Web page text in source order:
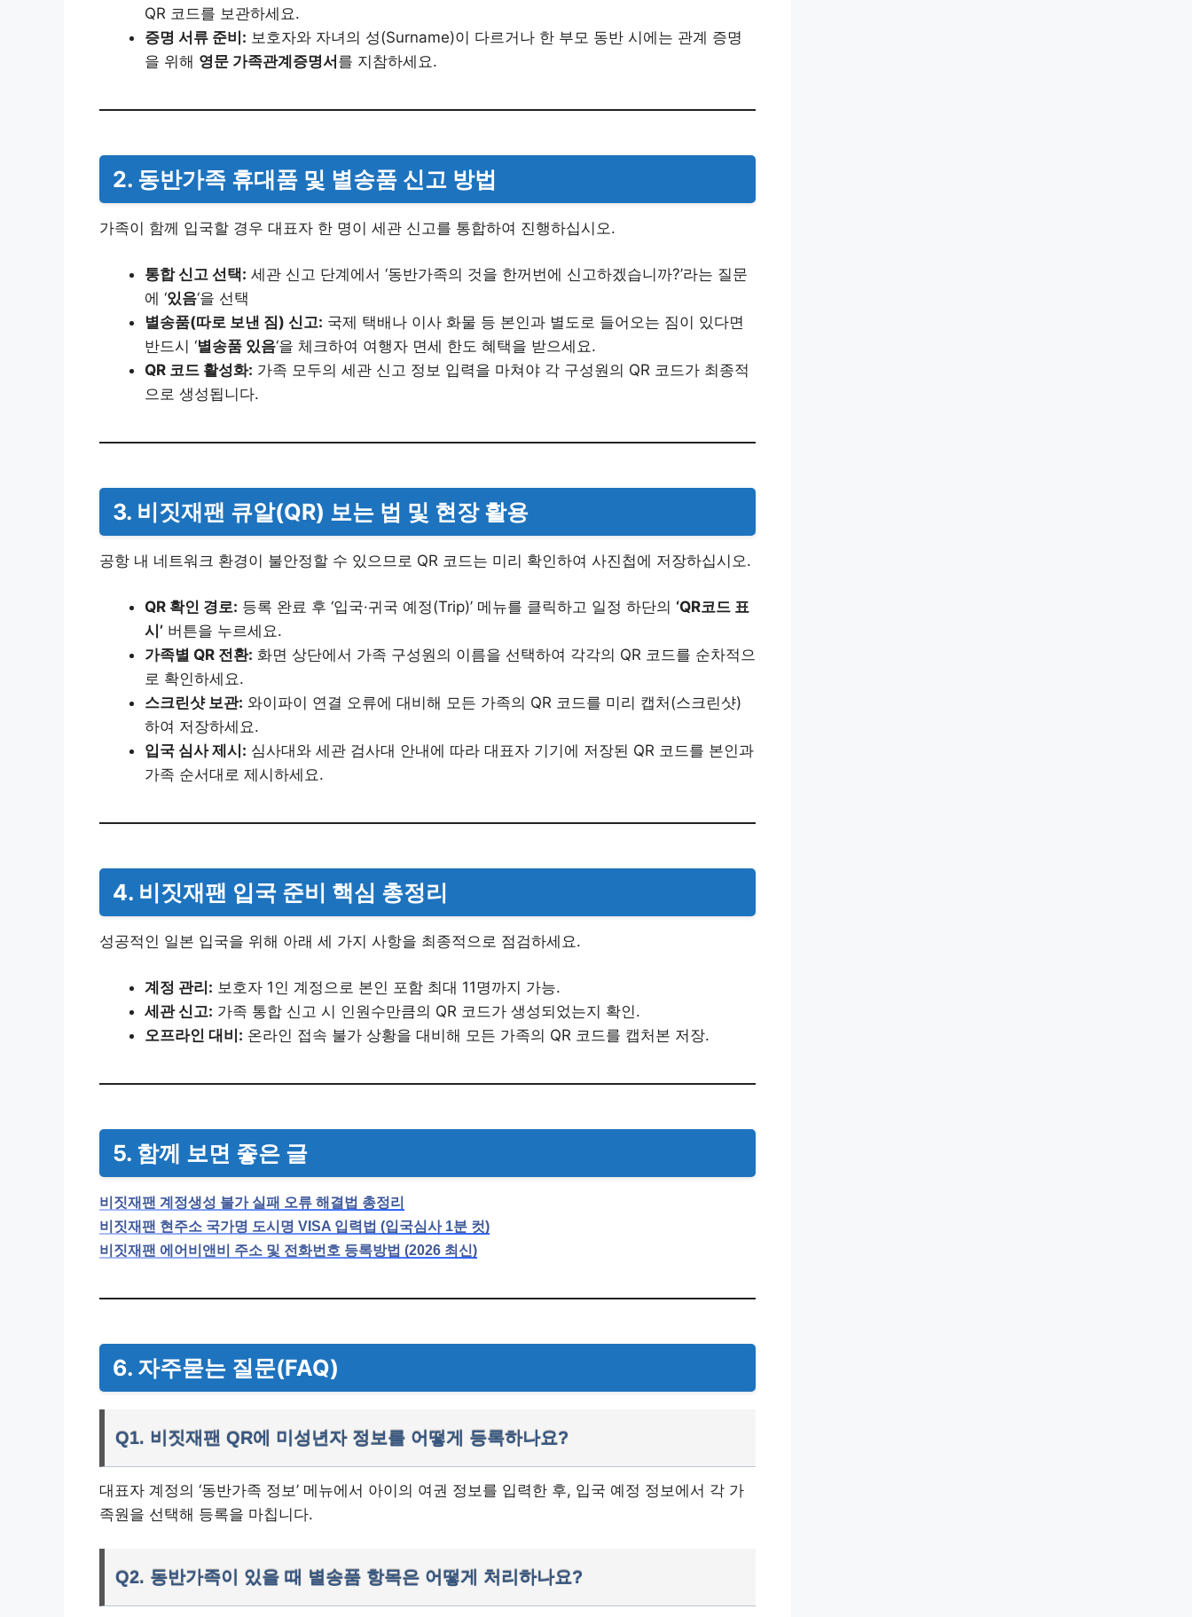
QR 코드를 보관하세요.
증명 서류 준비: 보호자와 자녀의 성(Surname)이 다르거나 한 부모 동반 시에는 관계 증명
을 위해 영문 가족관계증명서 를 지참하세요.
2. 동반가족 휴대품 및 별송품 신고 방법
가족이 함께 입국할 경우 대표자 한 명이 세관 신고를 통합하여 진행하십시오.
통합 신고 선택: 세관 신고 단계에서 ‘동반가족의 것을 한꺼번에 신고하겠습니까?’라는 질문
에 ‘있음‘을 선택
별송품(따로 보낸 짐) 신고: 국제 택배나 이사 화물 등 본인과 별도로 들어오는 짐이 있다면
반드시 ‘별송품 있음‘을 체크하여 여행자 면세 한도 혜택을 받으세요.
QR 코드 활성화: 가족 모두의 세관 신고 정보 입력을 마쳐야 각 구성원의 QR 코드가 최종적
으로 생성됩니다.
3. 비짓재팬 큐알(QR) 보는 법 및 현장 활용
공항 내 네트워크 환경이 불안정할 수 있으므로 QR 코드는 미리 확인하여 사진첩에 저장하십시오.
QR 확인 경로: 등록 완료 후 ‘입국·귀국 예정(Trip)’ 메뉴를 클릭하고 일정 하단의 ‘QR코드 표
시’ 버튼을 누르세요.
가족별 QR 전환: 화면 상단에서 가족 구성원의 이름을 선택하여 각각의 QR 코드를 순차적으
로 확인하세요.
스크린샷 보관: 와이파이 연결 오류에 대비해 모든 가족의 QR 코드를 미리 캡처(스크린샷)
하여 저장하세요.
입국 심사 제시: 심사대와 세관 검사대 안내에 따라 대표자 기기에 저장된 QR 코드를 본인과
가족 순서대로 제시하세요.
4. 비짓재팬 입국 준비 핵심 총정리
성공적인 일본 입국을 위해 아래 세 가지 사항을 최종적으로 점검하세요.
계정 관리: 보호자 1인 계정으로 본인 포함 최대 11명까지 가능.
세관 신고: 가족 통합 신고 시 인원수만큼의 QR 코드가 생성되었는지 확인.
오프라인 대비: 온라인 접속 불가 상황을 대비해 모든 가족의 QR 코드를 캡처본 저장.
5. 함께 보면 좋은 글
비짓재팬 계정생성 불가 실패 오류 해결법 총정리
비짓재팬 현주소 국가명 도시명 VISA 입력법 (입국심사 1분 컷)
비짓재팬 에어비앤비 주소 및 전화번호 등록방법 (2026 최신)
6. 자주묻는 질문(FAQ)
Q1. 비짓재팬 QR에 미성년자 정보를 어떻게 등록하나요?
대표자 계정의 ‘동반가족 정보’ 메뉴에서 아이의 여권 정보를 입력한 후, 입국 예정 정보에서 각 가
족원을 선택해 등록을 마칩니다.
Q2. 동반가족이 있을 때 별송품 항목은 어떻게 처리하나요?